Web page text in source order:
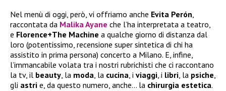
Nel menù di oggi, però, vi offriamo anche Evita Perón,
raccontata da Malika Ayane che l’ha interpretata a teatro,
e Florence+The Machine a qualche giorno di distanza dal
loro (potentissimo, recensione super sintetica di chi ha
assistito in prima persona) concerto a Milano. E, infine,
l’immancabile volata tra i nostri rubrichisti che ci raccontano
la tv, il beauty, la moda, la cucina, i viaggi, i libri, la psiche,
gli astri e, da questo numero, anche… la chirurgia estetica.